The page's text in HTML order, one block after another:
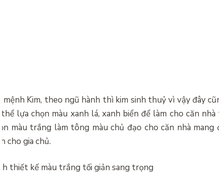
mệnh Kim, theo ngũ hành thì kim sinh thuỷ vì vậy đây
lựa chọn màu xanh lá, xanh biển để làm cho căn nhà
màu trắng làm tông màu chủ đạo cho căn nhà mang
cho gia chủ.